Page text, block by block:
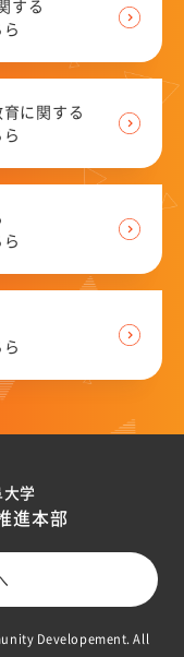
の方
Complex岐
する
に関する
学
進本部
Developement. All